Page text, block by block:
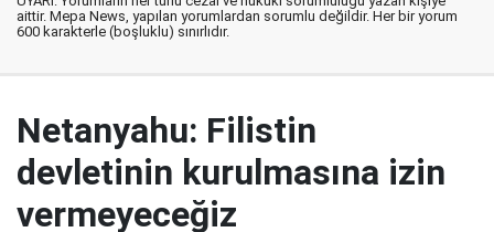
aittir. Mepa News, yapılan yorumlardan sorumlu değildir. Her bir yorum
600 karakterle (boşluklu) sınırlıdır.
Netanyahu: Filistin
devletinin kurulmasına izin
vermeyeceğiz